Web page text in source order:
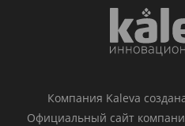
Компания Kaleva
Официальный сайт